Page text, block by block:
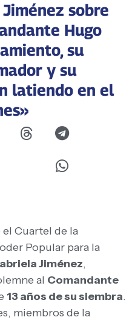
sobre
Hugo
su
y su
latiendo en el
Cuartel de la
Popular para la
Jiménez,
al Comandante
13 años de su siembra.
miembros de la